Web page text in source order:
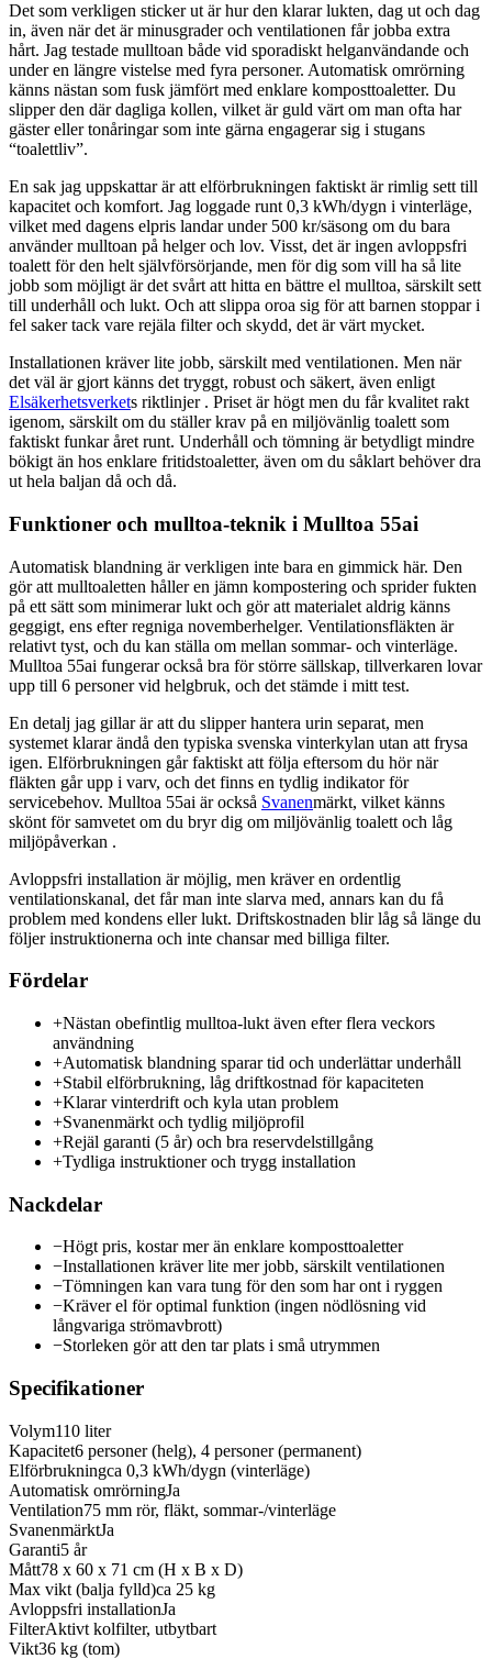
Det som verkligen sticker ut är hur den klarar lukten, dag ut och dag
in, även när det är minusgrader och ventilationen får jobba extra
hårt. Jag testade mulltoan både vid sporadiskt helganvändande och
under en längre vistelse med fyra personer. Automatisk omrörning
känns nästan som fusk jämfört med enklare komposttoaletter. Du
slipper den där dagliga kollen, vilket är guld värt om man ofta har
gäster eller tonåringar som inte gärna engagerar sig i stugans
“toalettliv”.
En sak jag uppskattar är att elförbrukningen faktiskt är rimlig sett till
kapacitet och komfort. Jag loggade runt 0,3 kWh/dygn i vinterläge,
vilket med dagens elpris landar under 500 kr/säsong om du bara
använder mulltoan på helger och lov. Visst, det är ingen avloppsfri
toalett för den helt självförsörjande, men för dig som vill ha så lite
jobb som möjligt är det svårt att hitta en bättre el mulltoa, särskilt sett
till underhåll och lukt. Och att slippa oroa sig för att barnen stoppar i
fel saker tack vare rejäla filter och skydd, det är värt mycket.
Installationen kräver lite jobb, särskilt med ventilationen. Men när
det väl är gjort känns det tryggt, robust och säkert, även enligt
Elsäkerhetsverkets riktlinjer . Priset är högt men du får kvalitet rakt
igenom, särskilt om du ställer krav på en miljövänlig toalett som
faktiskt funkar året runt. Underhåll och tömning är betydligt mindre
bökigt än hos enklare fritidstoaletter, även om du såklart behöver dra
ut hela baljan då och då.
Funktioner och mulltoa-teknik i Mulltoa 55ai
Automatisk blandning är verkligen inte bara en gimmick här. Den
gör att mulltoaletten håller en jämn kompostering och sprider fukten
på ett sätt som minimerar lukt och gör att materialet aldrig känns
geggigt, ens efter regniga novemberhelger. Ventilationsfläkten är
relativt tyst, och du kan ställa om mellan sommar- och vinterläge.
Mulltoa 55ai fungerar också bra för större sällskap, tillverkaren lovar
upp till 6 personer vid helgbruk, och det stämde i mitt test.
En detalj jag gillar är att du slipper hantera urin separat, men
systemet klarar ändå den typiska svenska vinterkylan utan att frysa
igen. Elförbrukningen går faktiskt att följa eftersom du hör när
fläkten går upp i varv, och det finns en tydlig indikator för
servicebehov. Mulltoa 55ai är också Svanenmärkt, vilket känns
skönt för samvetet om du bryr dig om miljövänlig toalett och låg
miljöpåverkan .
Avloppsfri installation är möjlig, men kräver en ordentlig
ventilationskanal, det får man inte slarva med, annars kan du få
problem med kondens eller lukt. Driftskostnaden blir låg så länge du
följer instruktionerna och inte chansar med billiga filter.
Fördelar
+Nästan obefintlig mulltoa-lukt även efter flera veckors
användning
+Automatisk blandning sparar tid och underlättar underhåll
+Stabil elförbrukning, låg driftkostnad för kapaciteten
+Klarar vinterdrift och kyla utan problem
+Svanenmärkt och tydlig miljöprofil
+Rejäl garanti (5 år) och bra reservdelstillgång
+Tydliga instruktioner och trygg installation
Nackdelar
−Högt pris, kostar mer än enklare komposttoaletter
−Installationen kräver lite mer jobb, särskilt ventilationen
−Tömningen kan vara tung för den som har ont i ryggen
−Kräver el för optimal funktion (ingen nödlösning vid
långvariga strömavbrott)
−Storleken gör att den tar plats i små utrymmen
Specifikationer
Volym110 liter
Kapacitet6 personer (helg), 4 personer (permanent)
Elförbrukningca 0,3 kWh/dygn (vinterläge)
Automatisk omrörningJa
Ventilation75 mm rör, fläkt, sommar-/vinterläge
SvanenmärktJa
Garanti5 år
Mått78 x 60 x 71 cm (H x B x D)
Max vikt (balja fylld)ca 25 kg
Avloppsfri installationJa
FilterAktivt kolfilter, utbytbart
Vikt36 kg (tom)